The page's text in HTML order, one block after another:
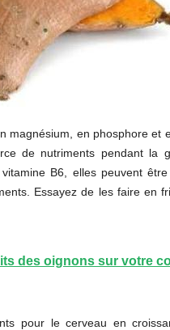
magnésium, en phosphore et
de nutriments pendant la
B6, elles peuvent
Essayez de les faire en
des oignons sur votre
pour le cerveau en